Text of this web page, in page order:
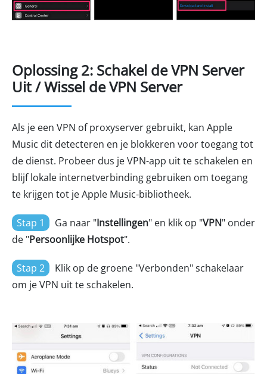
Oplossing 2: Schakel de VPN Server
Uit / Wissel de VPN Server
Als je een VPN of proxyserver gebruikt, kan Apple
Music dit detecteren en je blokkeren voor toegang tot
de dienst. Probeer dus je VPN-app uit te schakelen en
blijf lokale internetverbinding gebruiken om toegang
te krijgen tot je Apple Music-bibliotheek.
Stap 1 Ga naar "Instellingen" en klik op "VPN" onder
de "Persoonlijke Hotspot".
Stap 2
Klik op de groene "Verbonden" schakelaar
om je VPN uit te schakelen.